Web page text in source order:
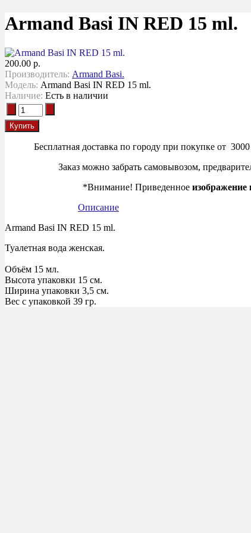
Armand Basi IN RED 15 ml.
200.00 р.
Производитель: Armand Basi.
Модель: Armand Basi IN RED 15 ml.
Наличие: Есть в наличии
Бесплатная доставка по городу при покупке от
Заказ можно забрать самовывозом,
*Внимание! Приведенное изображение
Описание
Armand Basi IN RED 15 ml.
Туалетная вода женская.
Объём 15 мл.
Высота упаковки 15 см.
Ширина упаковки 3,5 см.
Вес с упаковкой 39 гр.